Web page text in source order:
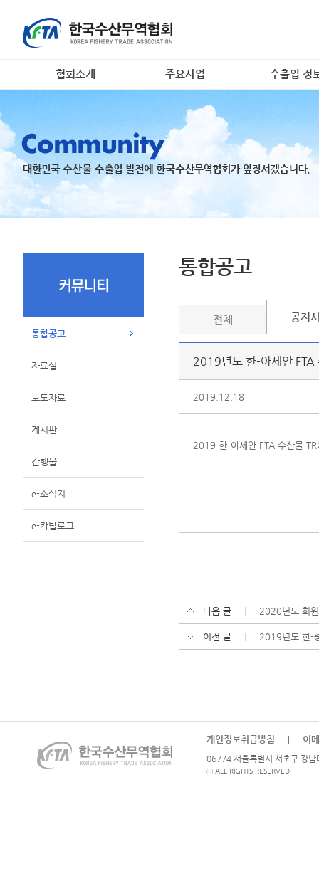
협회소개
조직도
회원명부
유관기관·사업
주요사업
대일 김 수출 촉진 사업
리스크안전망 구축
수출기업 맞춤형 해외시
장조사
K- 씨푸드 인바운드 마케
지원
수출입 정
무역관련 정
통합공고
자료실
보도자료
게시판
간행물
e-소식지
e-카탈로그
통합공고
전체 공지
2019년도 한-아세안 FTA
2019.12.18
2019 한-아세안 FTA 수산물
다음 글 2020년도 회
이전 글 2019년도 한-
개인정보취급방침 이
06774 서울특별시 서초구 강
ⓒ ALL RIGHTS RESERVED.